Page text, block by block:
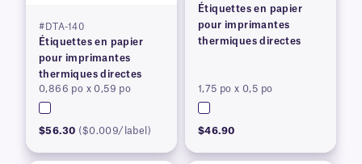
#DTA-140
Étiquettes en papier
pour imprimantes
thermiques directes
0,866 po x 0,59 po
$56.30 ($0.009/label)
Étiquettes en papier
pour imprimantes
thermiques directes
1,75 po x 0,5 po
$46.90